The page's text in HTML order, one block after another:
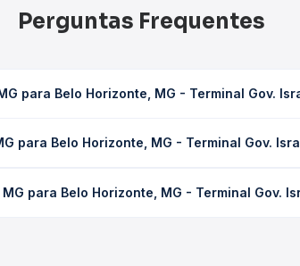
Perguntas Frequentes
para Belo Horizonte, MG - Terminal Gov.
de tráfego. Na Quero Passagem você
para Belo Horizonte, MG - Terminal Gov.
Na Quero Passagem você compara os
para Belo Horizonte, MG - Terminal Gov.